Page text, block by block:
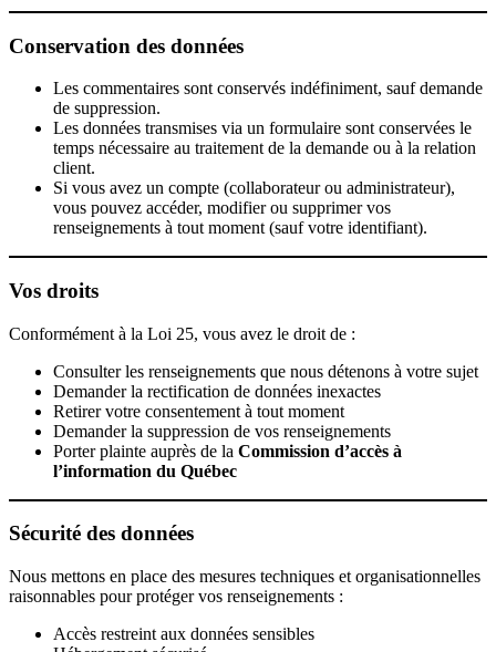
Conservation des données
Les commentaires sont conservés indéfiniment, sauf demande
de suppression.
Les données transmises via un formulaire sont conservées le
temps nécessaire au traitement de la demande ou à la relation
client.
Si vous avez un compte (collaborateur ou administrateur),
vous pouvez accéder, modifier ou supprimer vos
renseignements à tout moment (sauf votre identifiant).
Vos droits
Conformément à la Loi 25, vous avez le droit de :
Consulter les renseignements que nous détenons à votre sujet
Demander la rectification de données inexactes
Retirer votre consentement à tout moment
Demander la suppression de vos renseignements
Porter plainte auprès de la Commission d’accès à
l’information du Québec
Sécurité des données
Nous mettons en place des mesures techniques et organisationnelles
raisonnables pour protéger vos renseignements :
Accès restreint aux données sensibles